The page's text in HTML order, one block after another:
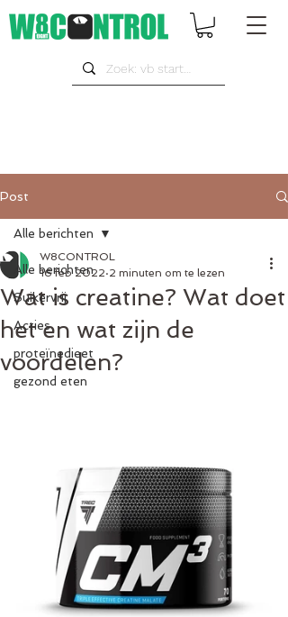
Post
Alle berichten
Suikervrij
Acties
proteïnedieet
gezond eten
Alle berichten
Wat is creatine? Wat doet
het en wat zijn de
voordelen?
W8CONTROL
16 feb 2022 2 minuten om te lezen